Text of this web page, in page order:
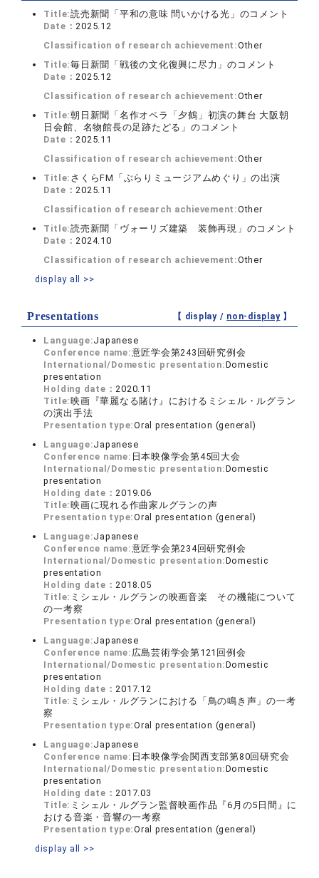
Title:読売新聞「平和の意味 問いかける光」のコメント
Date：2025.12
Classification of research achievement:Other
Title:毎日新聞「戦後の文化復興に尽力」のコメント
Date：2025.12
Classification of research achievement:Other
Title:朝日新聞「名作オペラ「夕鶴」初演の舞台 大阪朝
日会館、名物館長の足跡たどる」のコメント
Date：2025.11
Classification of research achievement:Other
Title: さくらFM「ぶらりミュージアムめぐり」の出演
Date：2025.11
Classification of research achievement:Other
Title:読売新聞「ヴォーリズ建築 装飾再現」のコメント
Date：2024.10
Classification of research achievement:Other
display all >>
Presentations 【 display / non-display】
Language:Japanese
Conference name:意匠学会第243回研究例会
International/Domestic presentation:Domestic
presentation
Holding date：2020.11
Title:映画『華麗なる賭け』におけるミシェル・ルグラン
の演出手法
Presentation type:Oral presentation (general)
Language:Japanese
Conference name: 日本映像学会第45回大会
International/Domestic presentation:Domestic
presentation
Holding date：2019.06
Title:映画に現れる作曲家ルグランの声
Presentation type:Oral presentation (general)
Language:Japanese
Conference name:意匠学会第234回研究例会
International/Domestic presentation:Domestic
presentation
Holding date：2018.05
Title: ミシェル・ルグランの映画音楽 その機能について
の一考察
Presentation type:Oral presentation (general)
Language:Japanese
Conference name: 広島芸術学会第121回例会
International/Domestic presentation:Domestic
presentation
Holding date：2017.12
Title: ミシェル・ルグランにおける「鳥の鳴き声」の一考
察
Presentation type:Oral presentation (general)
Language:Japanese
Conference name: 日本映像学会関西支部第80回研究会
International/Domestic presentation:Domestic
presentation
Holding date：2017.03
Title: ミシェル・ルグラン監督映画作品『6月の5日間』に
おける音楽・音響の一考察
Presentation type:Oral presentation (general)
display all >>